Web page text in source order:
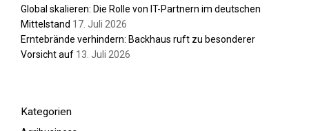
Global skalieren: Die Rolle von IT-Partnern im deutschen
Mittelstand 17. Juli 2026
Erntebrände verhindern: Backhaus ruft zu besonderer
Vorsicht auf 13. Juli 2026
Kategorien